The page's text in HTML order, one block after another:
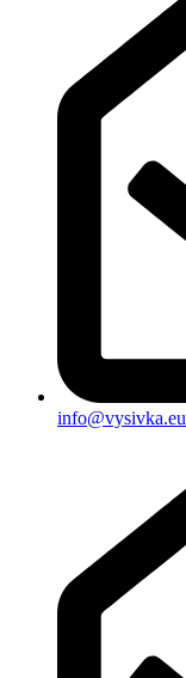
info@vysivka.eu